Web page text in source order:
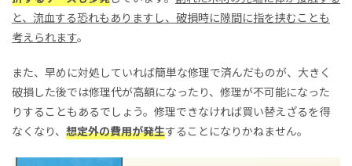
と、流血する恐れもありますし、破損時に隙間に指を挟むことも
考えられます。
また、早めに対処していれば簡単な修理で済んだものが、大きく
破損した後では修理代が高額になったり、修理が不可能になった
りすることもあるでしょう。修理できなければ買い替えざるを得
なくなり、 想定外の費用が発生することになりかねません。